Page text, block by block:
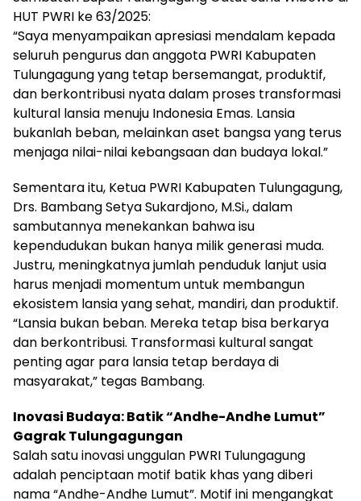
HUT PWRI ke 63/2025:
“Saya menyampaikan apresiasi mendalam kepada
seluruh pengurus dan anggota PWRI Kabupaten
Tulungagung yang tetap bersemangat, produktif,
dan berkontribusi nyata dalam proses transformasi
kultural lansia menuju Indonesia Emas. Lansia
bukanlah beban, melainkan aset bangsa yang terus
menjaga nilai-nilai kebangsaan dan budaya lokal.”
Sementara itu, Ketua PWRI Kabupaten Tulungagung,
Drs. Bambang Setya Sukardjono, M.Si., dalam
sambutannya menekankan bahwa isu
kependudukan bukan hanya milik generasi muda.
Justru, meningkatnya jumlah penduduk lanjut usia
harus menjadi momentum untuk membangun
ekosistem lansia yang sehat, mandiri, dan produktif.
“Lansia bukan beban. Mereka tetap bisa berkarya
dan berkontribusi. Transformasi kultural sangat
penting agar para lansia tetap berdaya di
masyarakat,” tegas Bambang.
Inovasi Budaya: Batik “Andhe-Andhe Lumut”
Gagrak Tulungagungan
Salah satu inovasi unggulan PWRI Tulungagung
adalah penciptaan motif batik khas yang diberi
nama “Andhe-Andhe Lumut”. Motif ini mengangkat